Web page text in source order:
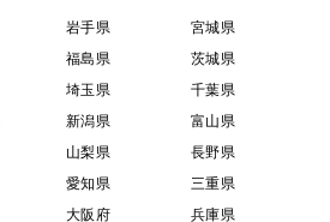
岩手県
宮城県
福島県
茨城県
埼玉県
千葉県
新潟県
富山県
山梨県
長野県
愛知県
三重県
大阪府 兵庫県